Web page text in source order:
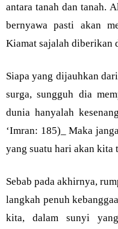
antara tanah dan tanah.
bernyawa pasti akan
Kiamat sajalah diberikan
Siapa yang dijauhkan
surga, sungguh dia
dunia hanyalah
‘Imran: 185)_ Maka
yang suatu hari akan kita
Sebab pada akhirnya,
langkah penuh
kita, dalam sunyi